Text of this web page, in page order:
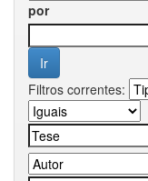
por
Filtros correntes: